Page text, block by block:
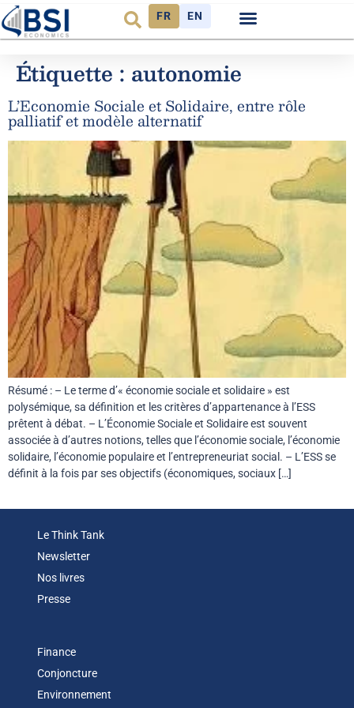
FR EN
Étiquette : autonomie
L’Economie Sociale et Solidaire, entre rôle
palliatif et modèle alternatif
Résumé : – Le terme d’« économie sociale et solidaire » est
polysémique, sa définition et les critères d’appartenance à l’ESS
prêtent à débat. – L’Économie Sociale et Solidaire est souvent
associée à d’autres notions, telles que l’économie sociale, l’économie
solidaire, l’économie populaire et l’entrepreneuriat social. – L’ESS se
définit à la fois par ses objectifs (économiques, sociaux […]
Le Think Tank
Newsletter
Nos livres
Presse
Finance
Conjoncture
Environnement